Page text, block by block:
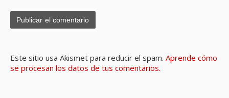
Este sitio usa Akismet para reducir el spam. Aprende cómo
se procesan los datos de tus comentarios.